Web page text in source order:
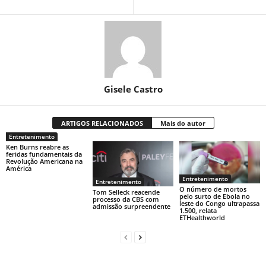
Gisele Castro
ARTIGOS RELACIONADOS Mais do autor
Entretenimento
Ken Burns reabre as
feridas fundamentais da
Revolução Americana na
América
Entretenimento
Tom Selleck reacende
processo da CBS com
admissão surpreendente
Entretenimento
O número de mortos
pelo surto de Ebola no
leste do Congo ultrapassa
1.500, relata
ETHealthworld